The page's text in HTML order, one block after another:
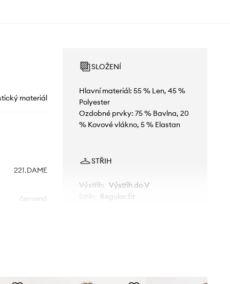
materiál
221.DAME
červená
SLOŽENÍ
Hlavní materiál: 55 % Len, 45 %
Polyester
Ozdobné prvky: 75 % Bavlna, 20
% Kovové vlákno, 5 % Elastan
STŘIH
Výstřih: Výstřih do V
Střih
Regular fit